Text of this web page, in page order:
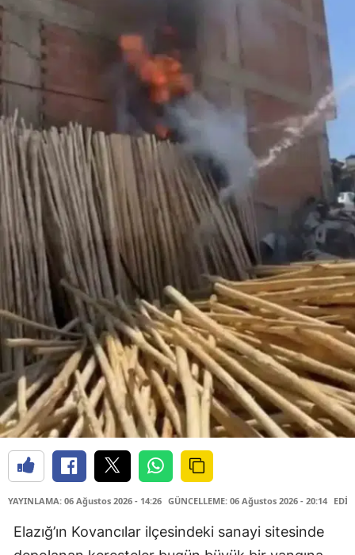
YAYINLAMA: 06 Ağustos 2026 - 14:26 GÜNCELLEME: 06 Ağustos 2026 - 20:14
Elazığ’ın Kovancılar ilçesindeki sanayi sitesinde